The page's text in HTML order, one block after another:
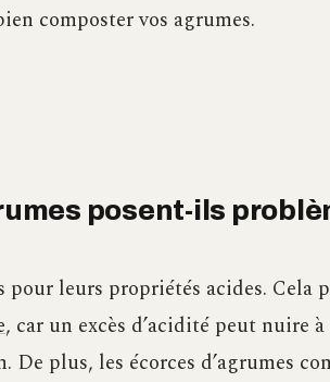
composter vos agrumes.
posent-ils
pour leurs propriétés acides. Cela
, car un excès d’acidité peut nuire
De plus, les écorces d’agrumes